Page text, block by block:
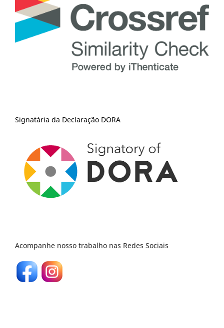
Signatária da Declaração DORA
Acompanhe nosso trabalho nas Redes Sociais